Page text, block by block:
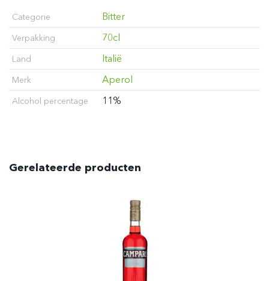
Categorie Bitter
Verpakking 70cl
Land Italië
Merk Aperol
Alcohol percentage 11%
Gerelateerde producten